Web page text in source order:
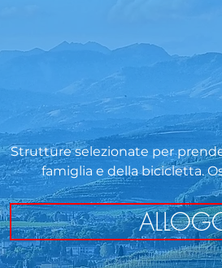
Strutture selezionate per
famiglia e della bicicletta.